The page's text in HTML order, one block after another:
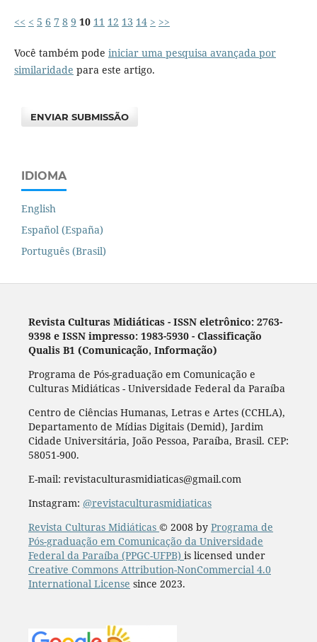
<< < 5 6 7 8 9 10 11 12 13 14 > >>
Você também pode iniciar uma pesquisa avançada por
similaridade para este artigo.
ENVIAR SUBMISSÃO
IDIOMA
English
Español (España)
Português (Brasil)
Revista Culturas Midiáticas - ISSN eletrônico: 2763-
9398 e ISSN impresso: 1983-5930 - Classificação
Qualis B1 (Comunicação, Informação)
Programa de Pós-graduação em Comunicação e
Culturas Midiáticas - Universidade Federal da Paraíba
Centro de Ciências Humanas, Letras e Artes (CCHLA),
Departamento de Mídias Digitais (Demid), Jardim
Cidade Universitária, João Pessoa, Paraíba, Brasil. CEP:
58051-900.
E-mail: revistaculturasmidiaticas@gmail.com
Instagram: @revistaculturasmidiaticas
Revista Culturas Midiáticas © 2008 by Programa de
Pós-graduação em Comunicação da Universidade
Federal da Paraíba (PPGC-UFPB) is licensed under
Creative Commons Attribution-NonCommercial 4.0
International License since 2023.